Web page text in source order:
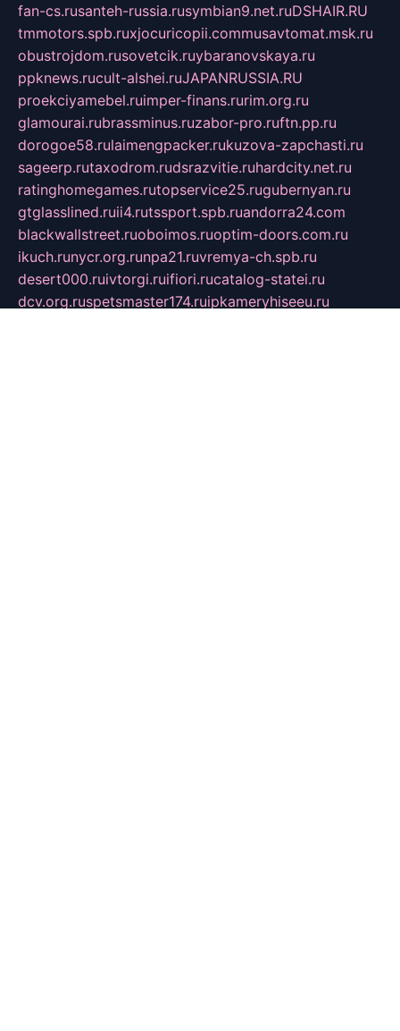
fan-cs.rusanteh-russia.rusymbian9.net.ruDSHAIR.RU
tmmotors.spb.ruxjocuricopii.commusavtomat.msk.ru
obustrojdom.rusovetcik.ruybaranovskaya.ru
ppknews.rucult-alshei.ruJAPANRUSSIA.RU
proekciyamebel.ruimper-finans.rurim.org.ru
glamourai.rubrassminus.ruzabor-pro.ruftn.pp.ru
dorogoe58.rulaimengpacker.rukuzova-zapchasti.ru
sageerp.rutaxodrom.rudsrazvitie.ruhardcity.net.ru
ratinghomegames.rutopservice25.rugubernyan.ru
gtglasslined.ruii4.rutssport.spb.ruandorra24.com
blackwallstreet.ruoboimos.ruoptim-doors.com.ru
ikuch.runycr.org.runpa21.ruvremya-ch.spb.ru
desert000.ruivtorgi.ruifiori.rucatalog-statei.ru
dcv.org.ruspetsmaster174.ruipkameryhiseeu.ru